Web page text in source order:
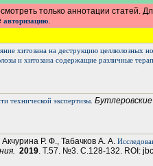
только аннотации статей.
авторизацию.
хитозана на деструкцию целлюлозных
и хитозана содержащие различные
технической экспертизы.
Акчурина Р. Ф., Табачков А. А.
2019. Т.57. №3. С.128-132. ROI: